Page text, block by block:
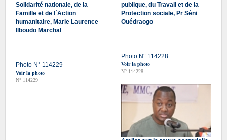
Solidarité nationale, de la
Famille et de l`Action
humanitaire, Marie Laurence
Ilboudo Marchal
Photo N° 114229
Voir la photo
N° 114229
publique, du Travail et de la
Protection sociale, Pr Séni
Ouédraogo
Photo N° 114228
Voir la photo
N° 114228